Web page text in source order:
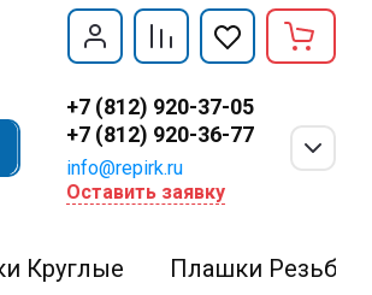
+7 (812) 920-37-05
+7 (812) 920-36-77
info@repirk.ru
Оставить заявку
Круглые Плашки